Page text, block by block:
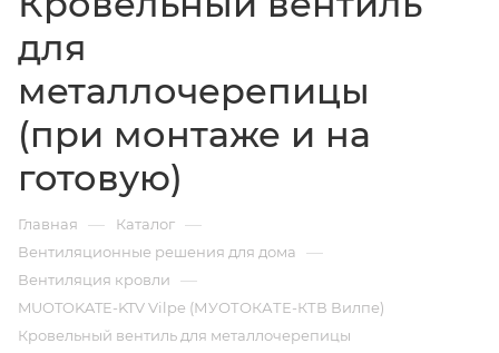
для
металлочерепицы
(при монтаже и на
готовую)
Главная — Каталог —
Вентиляционные решения для дома —
Вентиляция кровли —
MUOTOKATE-KTV Vilpe (МУОТОКАТЕ-КТВ Вилпе)
Кровельный вентиль для металлочерепицы